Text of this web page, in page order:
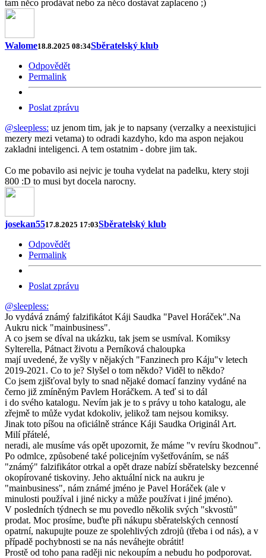
tam něco prodávat nebo za něco dostávat zaplaceno ;)
Walome18.8.2025 08:34Sběratelský klub
Odpovědět
Permalink
Poslat zprávu
@sleepless: uz jenom tim, jak je to napsany (verzalky a neexistujici
mezery mezi vetama) to odradi kazdyho, kdo ma aspon nejakou
zakladni inteligenci. A tem ostatnim - dobre jim tak.
Co me pobavilo asi nejvic je touha vydelat na padelku, ktery stoji
800 :D to musi byt docela narocny.
josekan5517.8.2025 17:03Sběratelský klub
Odpovědět
Permalink
Poslat zprávu
@sleepless:
Jo vydává známý falzifikátot Káji Saudka "Pavel Horáček".Na
Aukru nick "mainbusiness".
A co jsem se díval na ukázku, tak jsem se usmíval. Komiksy
Sylterella, Pátnact životu a Perníková chaloupka
mají uvedené, že vyšly v nějakých "Fanzinech pro Káju"v letech
2019-2021. Co to je? Slyšel o tom někdo? Viděl to někdo?
Co jsem zjišťoval byly to snad nějaké domací fanziny vydáné na
černo již zmíněným Pavlem Horáčkem. A teď si to dál
i do svého katalogu. Nevím jak je to s právy u toho katalogu, ale
zřejmě to může vydat kdokoliv, jelikož tam nejsou komiksy.
Jinak toto píšou na oficiálně stránce Káji Saudka Originál Art.
Milí přátelé,
neradi, ale musíme vás opět upozornit, že máme "v revíru škodnou".
Po odmlce, způsobené také policejním vyšetřováním, se náš
"známý" falzifikátor otrkal a opět draze nabízí sběratelsky bezcenné
okopírované tiskoviny. Jeho aktuální nick na aukru je
"mainbusiness", nám známé jméno je Pavel Horáček (ale v
minulosti používal i jiné nicky a může používat i jiné jméno).
V posledních týdnech se mu povedlo několik svých "skvostů"
prodat. Moc prosíme, buďte při nákupu sběratelských cenností
opatrní, nakupujte pouze ze spolehlivých zdrojů (třeba i od nás), a v
případě pochybnosti se na nás neváhejte obrátit!
Prostě od toho pana raději nic nekoupím a nebudu ho podporovat.